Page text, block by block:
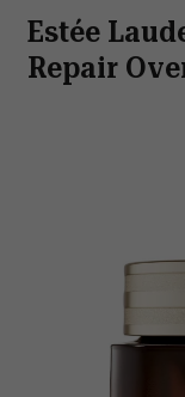
Estée
Repair